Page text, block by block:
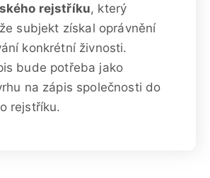
rejstříku, který
subjekt získal oprávnění
konkrétní živnosti.
bude potřeba jako
na zápis společnosti do
rejstříku.